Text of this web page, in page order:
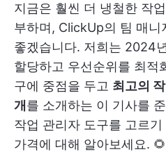
지금은 훨씬 더 냉철한 작
부하며, ClickUp의 팀 매니
좋겠습니다. 저희는 2024
할당하고 우선순위를 최적
구에 중점을 두고 최고의
개 를 소개하는 이 기사를
작업 관리자 도구를 고르
가격에 대해 알아보세요. 🌻